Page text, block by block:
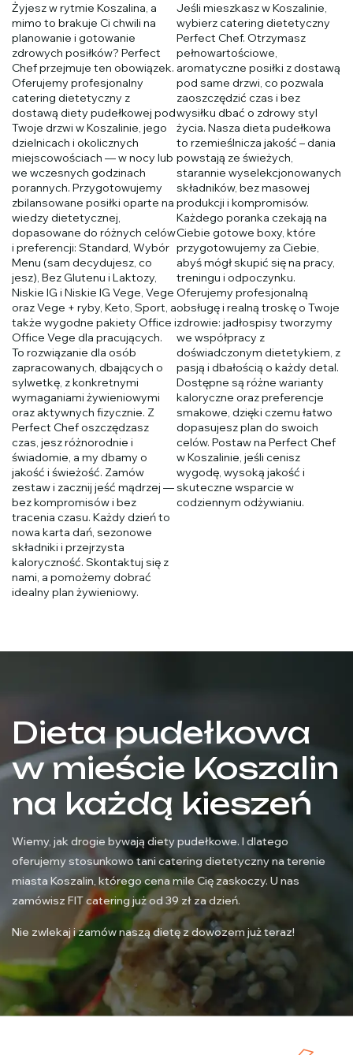
Żyjesz w rytmie Koszalina, a
mimo to brakuje Ci chwili na
planowanie i gotowanie
zdrowych posiłków? Perfect
Chef przejmuje ten obowiązek.
Oferujemy profesjonalny
catering dietetyczny z
dostawą diety pudełkowej pod
Twoje drzwi w Koszalinie, jego
dzielnicach i okolicznych
miejscowościach — w nocy lub
we wczesnych godzinach
porannych. Przygotowujemy
zbilansowane posiłki oparte na
wiedzy dietetycznej,
dopasowane do różnych celów
i preferencji: Standard, Wybór
Menu (sam decydujesz, co
jesz), Bez Glutenu i Laktozy,
Niskie IG i Niskie IG Vege, Vege
oraz Vege + ryby, Keto, Sport, a
także wygodne pakiety Office i
Office Vege dla pracujących.
To rozwiązanie dla osób
zapracowanych, dbających o
sylwetkę, z konkretnymi
wymaganiami żywieniowymi
oraz aktywnych fizycznie. Z
Perfect Chef oszczędzasz
czas, jesz różnorodnie i
świadomie, a my dbamy o
jakość i świeżość. Zamów
zestaw i zacznij jeść mądrzej —
bez kompromisów i bez
tracenia czasu. Każdy dzień to
nowa karta dań, sezonowe
składniki i przejrzysta
kaloryczność. Skontaktuj się z
nami, a pomożemy dobrać
idealny plan żywieniowy.
Jeśli mieszkasz w Koszalinie,
wybierz catering dietetyczny
Perfect Chef. Otrzymasz
pełnowartościowe,
aromatyczne posiłki z dostawą
pod same drzwi, co pozwala
zaoszczędzić czas i bez
wysiłku dbać o zdrowy styl
życia. Nasza dieta pudełkowa
to rzemieślnicza jakość – dania
powstają ze świeżych,
starannie wyselekcjonowanych
składników, bez masowej
produkcji i kompromisów.
Każdego poranka czekają na
Ciebie gotowe boxy, które
przygotowujemy za Ciebie,
abyś mógł skupić się na pracy,
treningu i odpoczynku.
Oferujemy profesjonalną
obsługę i realną troskę o Twoje
zdrowie: jadłospisy tworzymy
we współpracy z
doświadczonym dietetykiem, z
pasją i dbałością o każdy detal.
Dostępne są różne warianty
kaloryczne oraz preferencje
smakowe, dzięki czemu łatwo
dopasujesz plan do swoich
celów. Postaw na Perfect Chef
w Koszalinie, jeśli cenisz
wygodę, wysoką jakość i
skuteczne wsparcie w
codziennym odżywianiu.
Dieta pudełkowa
w mieście Koszalin
na każdą kieszeń
Wiemy, jak drogie bywają diety pudełkowe. I dlatego
oferujemy stosunkowo tani catering dietetyczny na terenie
miasta Koszalin, którego cena mile Cię zaskoczy. U nas
zamówisz FIT catering już od 39 zł za dzień.
Nie zwlekaj i zamów naszą dietę z dowozem już teraz!